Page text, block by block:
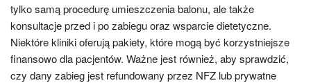
tylko samą procedurę umieszczenia balonu, ale także
konsultacje przed i po zabiegu oraz wsparcie dietetyczne.
Niektóre kliniki oferują pakiety, które mogą być korzystniejsze
finansowo dla pacjentów. Ważne jest również, aby sprawdzić,
czy dany zabieg jest refundowany przez NFZ lub prywatne